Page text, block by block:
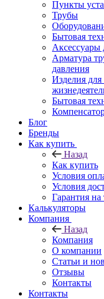
Пункты
Трубы
Бытовая
Аксессуары
Арматура
давления
Изделия для
Бытовая
Блог
Бренды
Как купить
Назад
Как купить
Условия
Условия
Гарантия на
Калькуляторы
Компания
Назад
Компания
О компании
Статьи и
Отзывы
Контакты
Контакты